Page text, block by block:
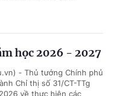
học 2026 - 2027
- Thủ tướng Chính phủ
Chỉ thị số 31/CT-TTg
về thực hiện các